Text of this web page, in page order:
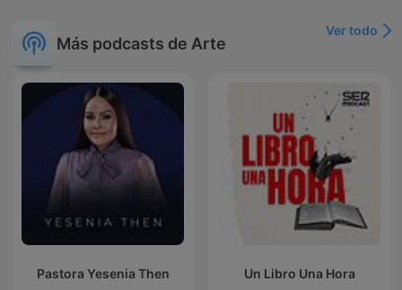
Más podcasts de Arte
Ver todo
Pastora Yesenia Then Un Libro Una Hora